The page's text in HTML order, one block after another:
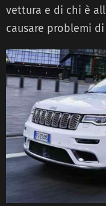
vettura e di chi è
causare problemi